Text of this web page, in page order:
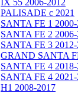
IX 55 2006-2012
PALISADE с 2021
SANTA FE 1
SANTA FE 2 2006-
SANTA FE 3
GRAND SANTA
SANTA FE 4
SANTA FE 4
H1 2008-2017